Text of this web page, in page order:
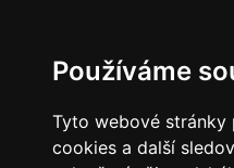
Používáme
Tyto webové stránky
cookies a další